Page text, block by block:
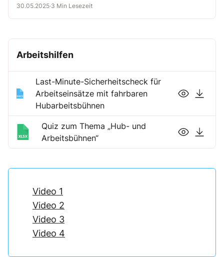
Unfallverhütungsvorschriften beachten, sonst kann ihn die
30.05.2025·3 Min Lesezeit
Arbeitshilfen
Last-Minute-Sicherheitscheck für
Arbeitseinsätze mit fahrbaren
Hubarbeitsbühnen
Quiz zum Thema „Hub- und
Arbeitsbühnen“
Video 1
Video 2
Video 3
Video 4